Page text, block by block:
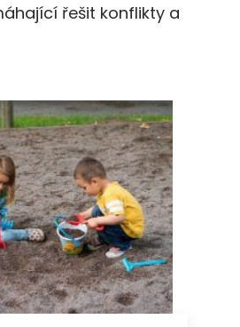
řešit konflikty a